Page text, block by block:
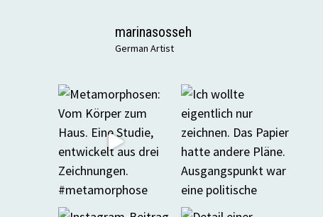
marinasosseh
German Artist